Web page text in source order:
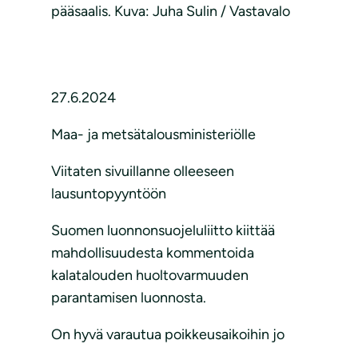
pääsaalis. Kuva: Juha Sulin / Vastavalo
27.6.2024
Maa- ja metsätalousministeriölle
Viitaten sivuillanne olleeseen
lausuntopyyntöön
Suomen luonnonsuojeluliitto kiittää
mahdollisuudesta kommentoida
kalatalouden huoltovarmuuden
parantamisen luonnosta.
On hyvä varautua poikkeusaikoihin jo